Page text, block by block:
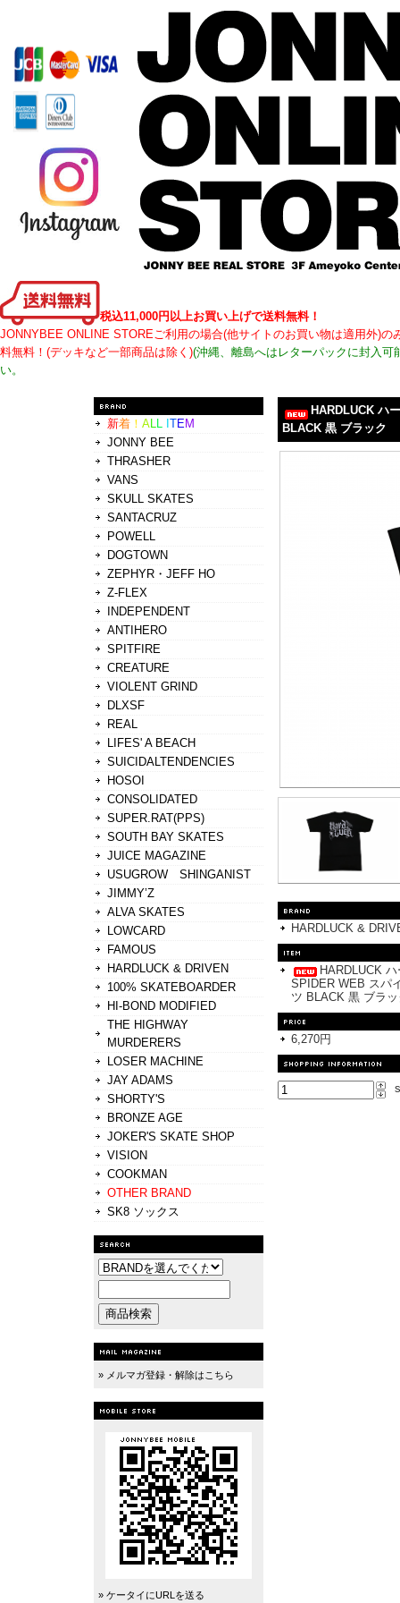
税込11,000円以上お買い上げで送料無料！
JONNYBEE ONLINE STOREご利用の場合(他サイトのお買い物は適用外)
料無料！(デッキなど一部商品は除く)(沖縄、離島へはレターパックに封入
い。
新着 ！ ALL TEM
JONNY BEE
THRASHER
VANS
SKULL SKATES
SANTACRUZ
POWELL
DOGTOWN
ZEPHYR・JEFF HO
Z-FLEX
INDEPENDENT
ANTIHERO
SPITFIRE
CREATURE
VIOLENT GRIND
DLXSF
REAL
LIFES' A BEACH
SUICIDALTENDENCIES
HOSOI
CONSOLIDATED
SUPER.RAT(PPS)
SOUTH BAY SKATES
JUICE MAGAZINE
USUGROW SHINGANIST
JIMMY’Z
ALVA SKATES
LOWCARD
FAMOUS
HARDLUCK & DRIVEN
100% SKATEBOARDER
HI-BOND MODIFIED
THE HIGHWAY
MURDERERS
LOSER MACHINE
JAY ADAMS
SHORTY'S
BRONZE AGE
JOKER'S SKATE SHOP
VISION
COOKMAN
OTHER BRAND
SK8 ソックス
» メルマガ登録・解除はこちら
» ケータイにURLを送る
HARDLUCK ハ
BLACK 黒 ブラック
HARDLUCK &
HARDLUCK
SPIDER WEB スパ
ツ BLACK 黒 ブラ
6,270円